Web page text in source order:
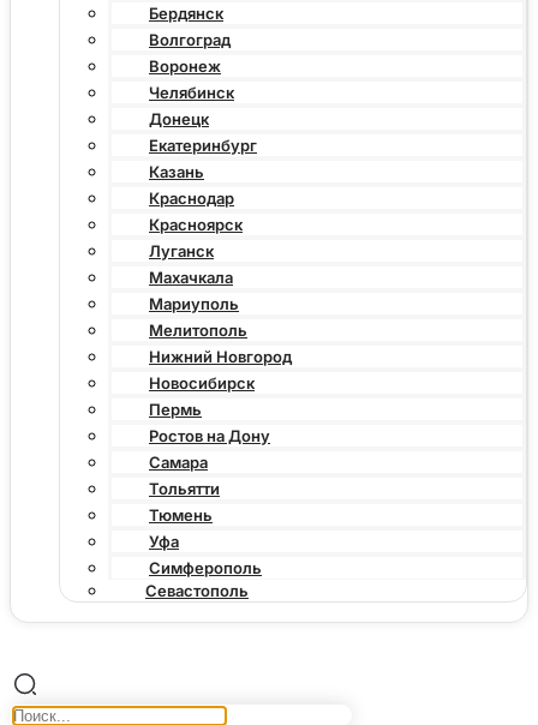
Бердянск
Волгоград
Воронеж
Челябинск
Донецк
Екатеринбург
Казань
Краснодар
Красноярск
Луганск
Махачкала
Мариуполь
Мелитополь
Нижний Новгород
Новосибирск
Пермь
Ростов на Дону
Самара
Тольятти
Тюмень
Уфа
Симферополь
Севастополь